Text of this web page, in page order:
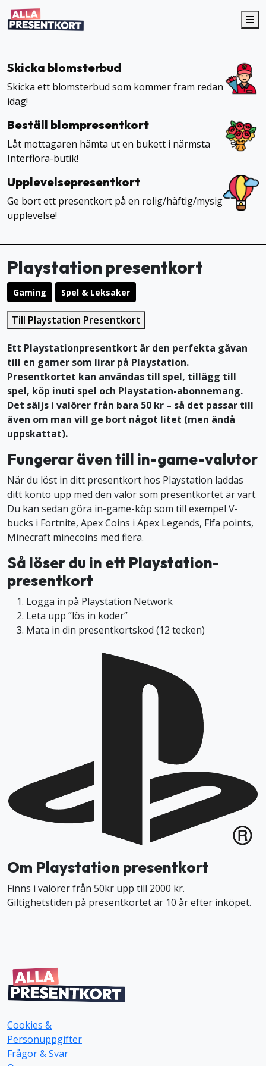
Skicka blomsterbud
Skicka ett blomsterbud som kommer fram redan
idag!
Beställ blompresentkort
Låt mottagaren hämta ut en bukett i närmsta
Interflora-butik!
Upplevelsepresentkort
Ge bort ett presentkort på en rolig/häftig/mysig
upplevelse!
Playstation presentkort
Gaming Spel & Leksaker
Till Playstation Presentkort
Ett Playstationpresentkort är den perfekta gåvan
till en gamer som lirar på Playstation.
Presentkortet kan användas till spel, tillägg till
spel, köp inuti spel och Playstation-abonnemang.
Det säljs i valörer från bara 50 kr – så det passar till
även om man vill ge bort något litet (men ändå
uppskattat).
Fungerar även till in-game-valutor
När du löst in ditt presentkort hos Playstation laddas
ditt konto upp med den valör som presentkortet är värt.
Du kan sedan göra in-game-köp som till exempel V-
bucks i Fortnite, Apex Coins i Apex Legends, Fifa points,
Minecraft minecoins med flera.
Så löser du in ett Playstation-
presentkort
Logga in på Playstation Network
Leta upp ”lös in koder”
Mata in din presentkortskod (12 tecken)
Om Playstation presentkort
Finns i valörer från 50kr upp till 2000 kr.
Giltighetstiden på presentkortet är 10 år efter inköpet.
Cookies &
Personuppgifter
Frågor & Svar